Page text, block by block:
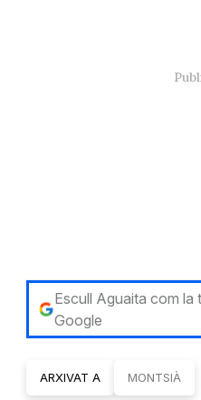
Escull Aguaita com
Google
ARXIVAT A MONTSIÀ